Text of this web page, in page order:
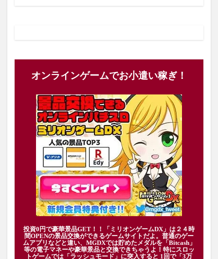
オンラインゲームでお小遣い稼ぎ！
投資0円で豪華景品GET！！「ミリオンゲームDX」は２４時
間OPENの景品交換ができるゲームサイトだよ。普通のゲー
ムアプリなどと違い、MGDXでは貯めたメダルを「Bitcash」
等の電子マネーや豪華景品と交換できちゃうよ！特にスロッ
トゲームでは「ラッシュモード」に突入すると 1回で「3万